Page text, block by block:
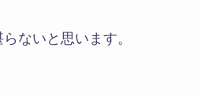
ないと思います。